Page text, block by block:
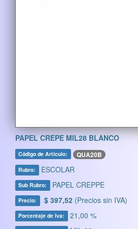
PAPEL CREPE MIL28 BLANCO
Código de Artículo: QUA20B
Rubro: ESCOLAR
Sub Rubro: PAPEL CREPPE
Precio: $ 397,52 (Precios sin IVA)
Porcentaje de Iva: 21,00 %